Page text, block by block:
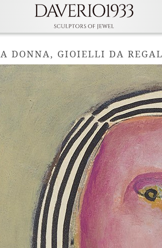
DONNA, GIOIELLI DA